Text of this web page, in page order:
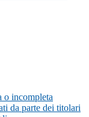
o incompleta
da parte dei titolari